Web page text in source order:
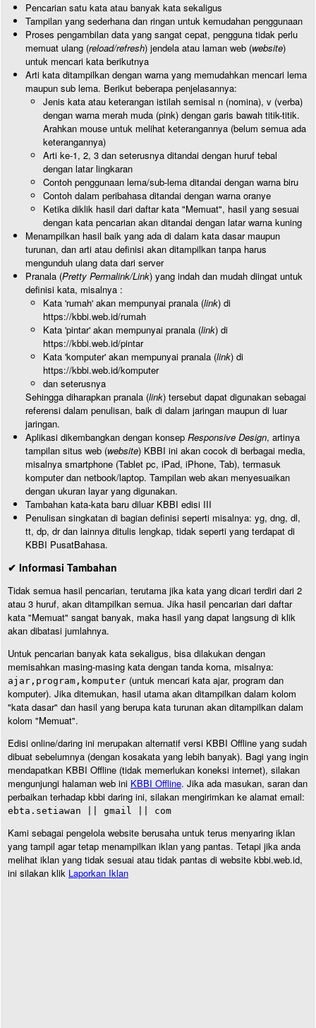
Pencarian satu kata atau banyak kata sekaligus
Tampilan yang sederhana dan ringan untuk kemudahan penggunaan
Proses pengambilan data yang sangat cepat, pengguna tidak perlu
memuat ulang (reload/refresh) jendela atau laman web (website)
untuk mencari kata berikutnya
Arti kata ditampilkan dengan warna yang memudahkan mencari lema
maupun sub lema. Berikut beberapa penjelasannya:
Jenis kata atau keterangan istilah semisal n (nomina), v (verba)
dengan warna merah muda (pink) dengan garis bawah titik-titik.
Arahkan mouse untuk melihat keterangannya (belum semua ada
keterangannya)
Arti ke-1, 2, 3 dan seterusnya ditandai dengan huruf tebal
dengan latar lingkaran
Contoh penggunaan lema/sub-lema ditandai dengan warna biru
Contoh dalam peribahasa ditandai dengan warna oranye
Ketika diklik hasil dari daftar kata "Memuat", hasil yang sesuai
dengan kata pencarian akan ditandai dengan latar warna kuning
Menampilkan hasil baik yang ada di dalam kata dasar maupun
turunan, dan arti atau definisi akan ditampilkan tanpa harus
mengunduh ulang data dari server
Pranala (Pretty Permalink/Link) yang indah dan mudah diingat untuk
definisi kata, misalnya :
Kata 'rumah' akan mempunyai pranala (link) di
https://kbbi.web.id/rumah
Kata 'pintar' akan mempunyai pranala (link) di
https://kbbi.web.id/pintar
Kata 'komputer' akan mempunyai pranala (link) di
https://kbbi.web.id/komputer
dan seterusnya
Sehingga diharapkan pranala (link) tersebut dapat digunakan sebagai
referensi dalam penulisan, baik di dalam jaringan maupun di luar
jaringan.
Aplikasi dikembangkan dengan konsep Responsive Design, artinya
tampilan situs web (website) KBBI ini akan cocok di berbagai media,
misalnya smartphone (Tablet pc, iPad, iPhone, Tab), termasuk
komputer dan netbook/laptop. Tampilan web akan menyesuaikan
dengan ukuran layar yang digunakan.
Tambahan kata-kata baru diluar KBBI edisi III
Penulisan singkatan di bagian definisi seperti misalnya: yg, dng, dl,
tt, dp, dr dan lainnya ditulis lengkap, tidak seperti yang terdapat di
KBBI PusatBahasa.
✔ Informasi Tambahan
Tidak semua hasil pencarian, terutama jika kata yang dicari terdiri dari 2
atau 3 huruf, akan ditampilkan semua. Jika hasil pencarian dari daftar
kata "Memuat" sangat banyak, maka hasil yang dapat langsung di klik
akan dibatasi jumlahnya.
Untuk pencarian banyak kata sekaligus, bisa dilakukan dengan
memisahkan masing-masing kata dengan tanda koma, misalnya:
ajar,program,komputer (untuk mencari kata ajar, program dan
komputer). Jika ditemukan, hasil utama akan ditampilkan dalam kolom
"kata dasar" dan hasil yang berupa kata turunan akan ditampilkan dalam
kolom "Memuat".
Edisi online/daring ini merupakan alternatif versi KBBI Offline yang sudah
dibuat sebelumnya (dengan kosakata yang lebih banyak). Bagi yang ingin
mendapatkan KBBI Offline (tidak memerlukan koneksi internet), silakan
mengunjungi halaman web ini KBBI Offline. Jika ada masukan, saran dan
perbaikan terhadap kbbi daring ini, silakan mengirimkan ke alamat email:
ebta.setiawan || gmail || com
Kami sebagai pengelola website berusaha untuk terus menyaring iklan
yang tampil agar tetap menampilkan iklan yang pantas. Tetapi jika anda
melihat iklan yang tidak sesuai atau tidak pantas di website kbbi.web.id,
ini silakan klik Laporkan Iklan